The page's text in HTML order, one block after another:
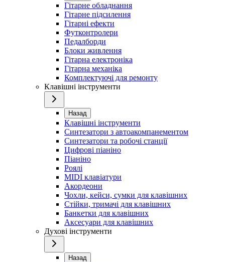
Гітарне обладнання
Гітарне підсилення
Гітарні ефекти
Футконтролери
Педалборди
Блоки живлення
Гітарна електроніка
Гітарна механіка
Комплектуючі для ремонту
Клавішні інструменти
Назад
Клавішні інструменти
Синтезатори з автоакомпанементом
Синтезатори та робочі станції
Цифрові піаніно
Піаніно
Роялі
MIDI клавіатури
Акордеони
Чохли, кейси, сумки для клавішних
Стійки, тримачі для клавішних
Банкетки для клавішних
Аксесуари для клавішних
Духові інструменти
Назад